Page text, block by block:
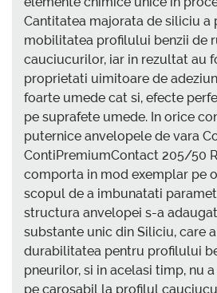
Cantitatea majorata de siliciu a
mobilitatea profilului benzii de
cauciucurilor, iar in rezultat au
proprietati uimitoare de
foarte umede cat si, efecte
pe suprafete umede. In orice
puternice anvelopele de vara
ContiPremiumContact 205/50
comporta in mod exemplar pe
scopul de a imbunatati
structura anvelopei s-a
substante unic din Siliciu, care
durabilitatea pentru profilului
pneurilor, si in acelasi timp, nu
pe carosabil la profilul